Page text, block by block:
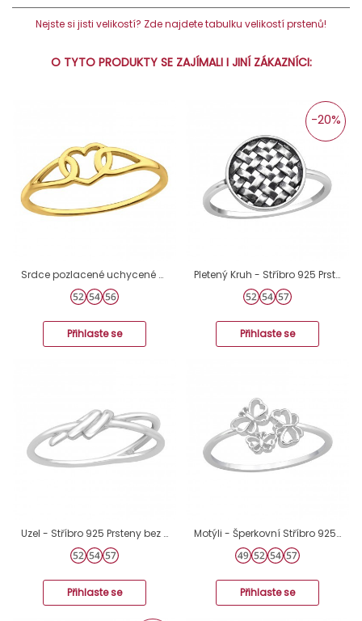
Nejste si jisti velikostí? Zde najdete tabulku velikostí prstenů!
O TYTO PRODUKTY SE ZAJÍMALI I JINÍ ZÁKAZNÍCI:
Srdce pozlacené uchycené - Šperkovní Stříbro 925 Prsteny Bez Kamenů A4S46472
Přihlaste se
Pletený Kruh - Stříbro 925 Prsteny bez kamenů A4S47223
-20%
Přihlaste se
Uzel - Stříbro 925 Prsteny bez kamenů A4S46318
Přihlaste se
Motýli - Šperkovní Stříbro 925 Prsteny Bez Kamenů A4S48324
Přihlaste se